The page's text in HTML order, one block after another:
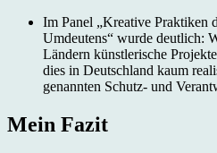
Im Panel „Kreative Praktiken
Umdeutens“ wurde deutlich:
Ländern künstlerische
dies in Deutschland kaum
genannten Schutz- und
Mein Fazit